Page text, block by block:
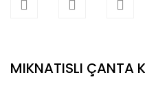
MIKNATISLI ÇANTA